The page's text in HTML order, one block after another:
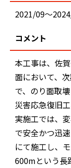
2021/09～
コメント
本工事は、佐
面において、
で、のり面取
災害応急復旧工
実施工では、
で安全かつ迅
にて施工し、
600mという長